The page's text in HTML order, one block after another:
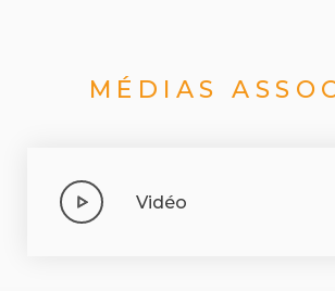
MÉDIAS
Vidéo